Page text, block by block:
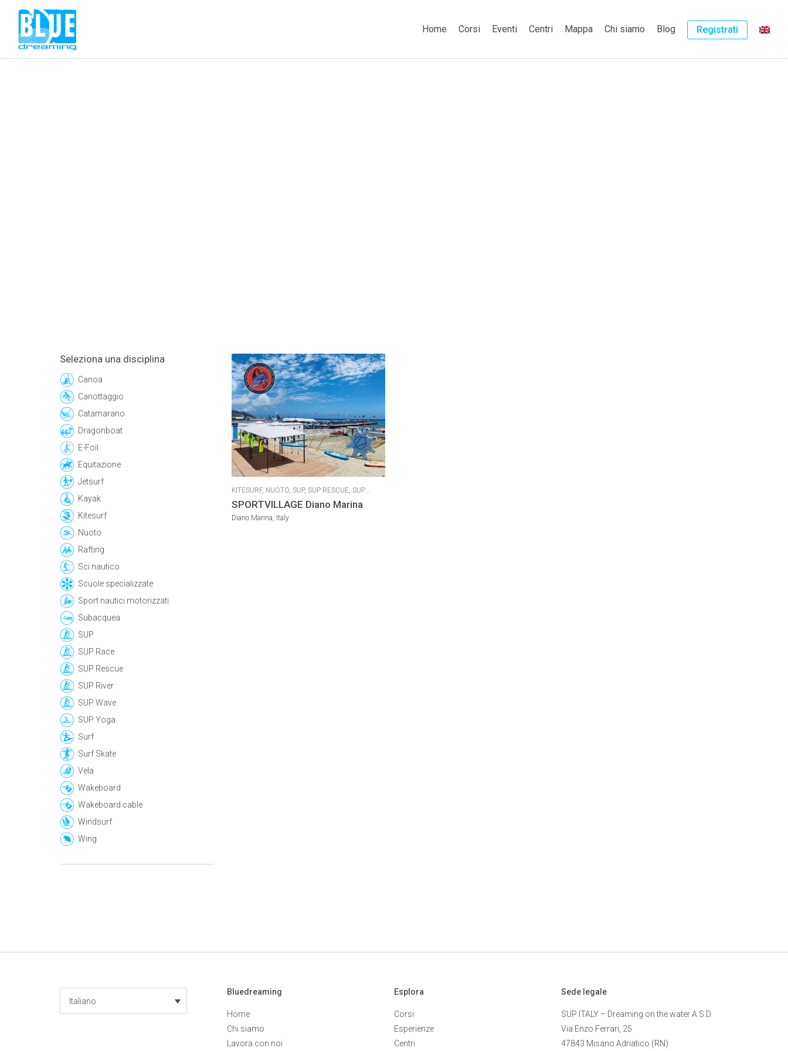
Home Corsi Eventi Centri Mappa Chi siamo Blog Registrati
Seleziona una disciplina
Canoa
Canottaggio
Catamarano
Dragonboat
E-Foil
Equitazione
Jetsurf
Kayak
Kitesurf
Nuoto
Rafting
Sci nautico
Scuole specializzate
Sport nautici motorizzati
Subacquea
SUP
SUP Race
SUP Rescue
SUP River
SUP Wave
SUP Yoga
Surf
Surf Skate
Vela
Wakeboard
Wakeboard cable
Windsurf
Wing
KITESURF, NUOTO, SUP, SUP RESCUE, SUP
YOGA
SPORTVILLAGE Diano Marina
Diano Marina, Italy
Italiano
Bluedreaming
Home
Chi siamo
Lavora con noi
Esplora
Corsi
Esperienze
Centri
Sede legale
SUP ITALY – Dreaming on the water A.S.D.
Via Enzo Ferrari, 25
47843 Misano Adriatico (RN)